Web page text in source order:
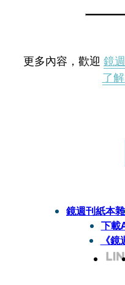
更多內容，歡迎 鏡
了
鏡週刊紙本
下載
《